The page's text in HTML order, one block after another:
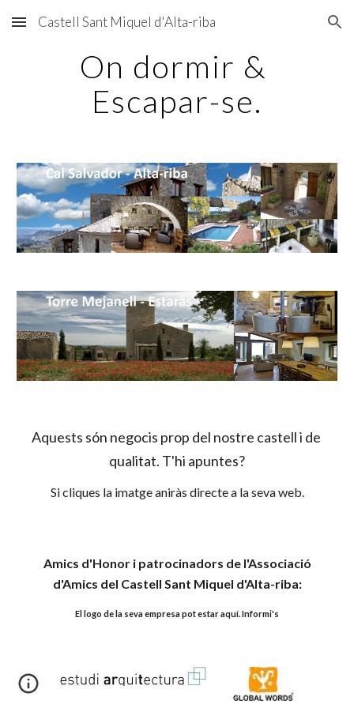
Skip to main content Skip to navigation
Castell Sant Miquel d'Alta-riba
On dormir &
Escapar-se.
Aquests són negocis prop del nostre castell i de
qualitat. T'hi apuntes?
Si cliques la imatge aniràs directe a la seva web.
Amics d'Honor i patrocinadors de l'Associació
d'Amics del Castell Sant Miquel d'Alta-riba:
El logo de la seva empresa pot estar aquí. Informi's